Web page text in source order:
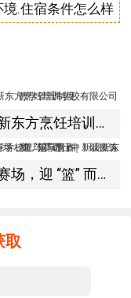
境.住宿条件怎么样
新疆新东方烹饪培训学校有限公司教学管理制度
热血赛场，迎 “篮” 而上｜新疆新东方烹饪学校篮球赛进行中！以技筑梦，乐享青春
取